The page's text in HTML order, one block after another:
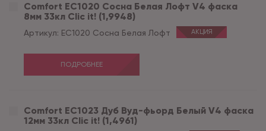
Comfort EC1020 Сосна Белая Лофт V4 фаска
8мм 33кл Clic it! (1,9948)
Артикул: EC1020 Сосна Белая Лофт АКЦИЯ
ПОДРОБНЕЕ
Comfort EC1023 Дуб Вуд-фьорд Белый V4 фаска
12мм 33кл Clic it! (1,4961)